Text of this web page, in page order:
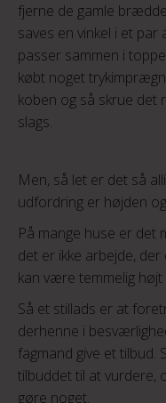
fjerne de gamle
saves en vinkel i et
passer sammen i
købt noget
koben og så skrue det
slags.
Men, så let er det så
udfordring er højden
På mange huse er det
det er ikke arbejde,
kan være temmelig højt
Så et stillads er at
derhenne i
fagmand give et tilbud.
tilbuddet til at vurdere,
gøre noget.